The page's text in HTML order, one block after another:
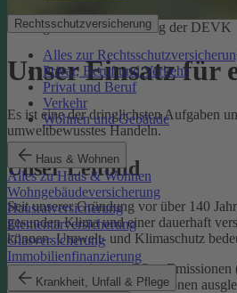
Rechtsschutzversicherung
Alles zur
Privat, Beruf und Verkehr
Privat und Beruf
Verkehr
Wohnen und Gebäude
Haus & Wohnen
Alles zu Haus & Wohnen
Wohngebäudeversicherung
Hausratversicherung
Elementarversicherung
Glasversicherung
Immobilienfinanzierung
Krankheit, Unfall & Pflege
Ökologische Verantwortung der DEVK
Unser Einsatz für
Es ist eine der dringlichsten Aufgaben
umweltbewusstes Handeln.
Unser Leitbild
Seit unserer Gründung vor über 140
gesunden Klima und einer dauerhaft
können.Umwelt- und Klimaschutz
unsere eigenen CO₂e-
unvermeidliche Emissionen